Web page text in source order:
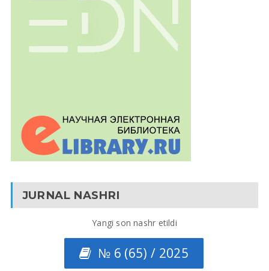
JURNAL NASHRI
Yangi son nashr etildi
№ 6 (65) / 2025